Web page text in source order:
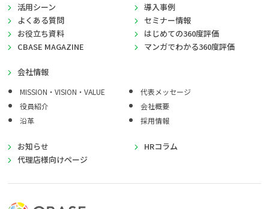
活用シーン
導入事例
よくある質問
セミナー情報
お役立ち資料
はじめての360度評価
CBASE MAGAZINE
マンガでわかる360度評価
会社情報
MISSION・VISION・VALUE
代表メッセージ
役員紹介
会社概要
沿革
採用情報
お知らせ
HRコラム
代理店様向けページ